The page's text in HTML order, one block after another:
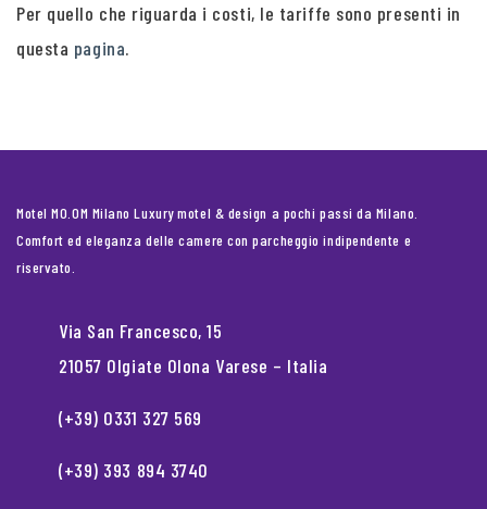
Per quello che riguarda i costi, le tariffe sono presenti in
questa pagina.
Motel MO.OM Milano Luxury motel & design a pochi passi da Milano.
Comfort ed eleganza delle camere con parcheggio indipendente e
riservato.
Via San Francesco, 15
21057 Olgiate Olona Varese – Italia
(+39) 0331 327 569
(+39) 393 894 3740